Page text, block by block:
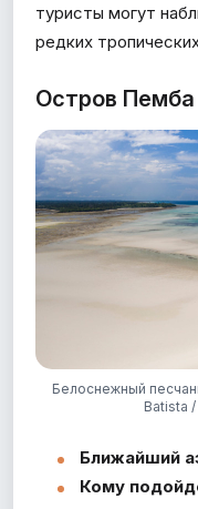
туристы могут
редких
Остров Пемба
Белоснежный
Batista
Ближайший
Кому